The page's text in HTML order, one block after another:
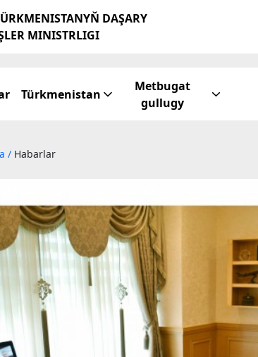
DAŞARY
MINISTRLIGI
Türkmenistan
Metbugat
gullugy
/ Habarlar